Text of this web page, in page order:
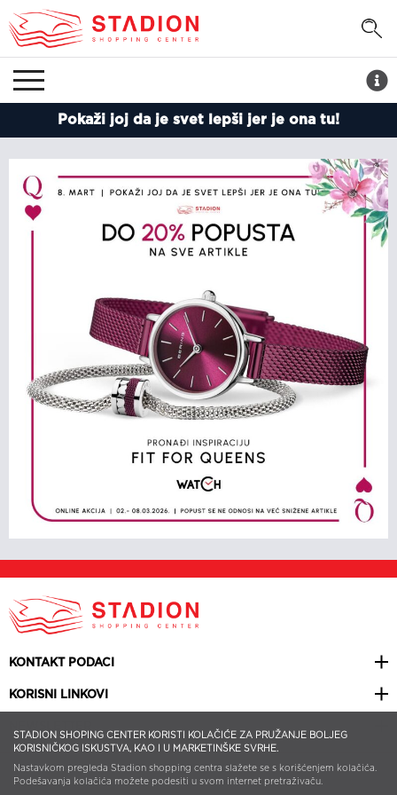
STADION SHOPING CENTER KORISTI KOLAČIĆE ZA PRUŽANJE BOLJEG
KORISNIČKOG ISKUSTVA, KAO I U MARKETINŠKE SVRHE.
Nastavkom pregleda Stadion shopping centra slažete se s korišćenjem kolačića.
Podešavanja kolačića možete podesiti u svom internet pretraživaču.
Pokaži joj da je svet lepši jer je ona tu!
KONTAKT PODACI
KORISNI LINKOVI
© 2026 STADION SHOPPING CENTER | ALL RIGHTS RESERVED | WEB
DESIGN BYSMART WEB